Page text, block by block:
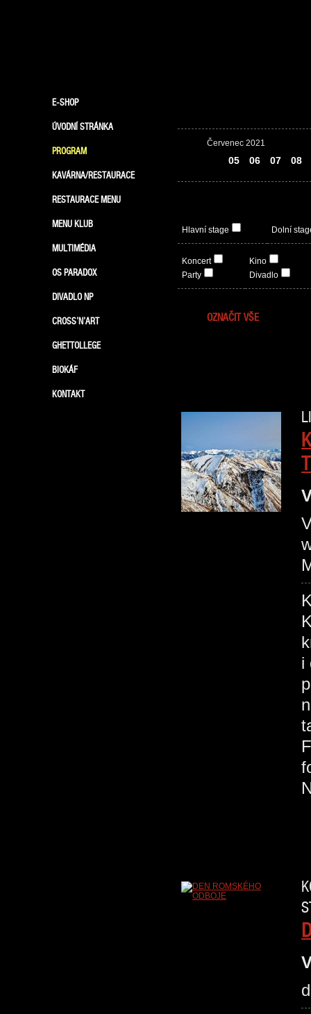
E-SHOP
ÚVODNÍ STRÁNKA
PROGRAM
KAVÁRNA/RESTAURACE
RESTAURACE MENU
MENU KLUB
MULTIMÉDIA
OS PARADOX
DIVADLO NP
CROSS’N’ART
GHETTOLLEGE
BIOKÁF
KONTAKT
Červenec 2021
05 06 07 08
Hlavní stage Dolní
Koncert
Party
Kino
Divadlo
OZNAČIT VŠE
i